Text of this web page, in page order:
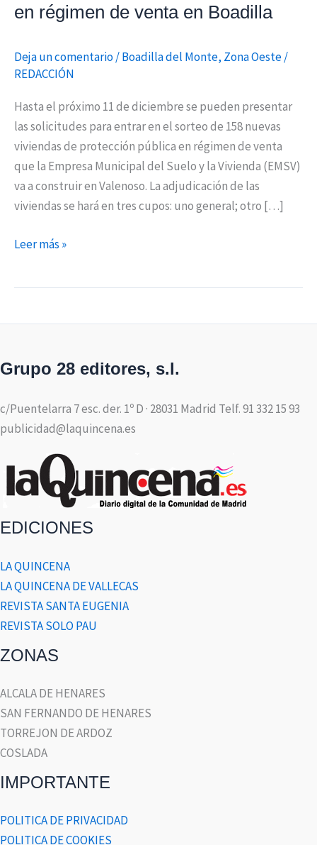
en régimen de venta en Boadilla
Deja un comentario/Boadilla del Monte, Zona Oeste/
REDACCIÓN
Hasta el próximo 11 de diciembre se pueden presentar
las solicitudes para entrar en el sorteo de 158 nuevas
viviendas de protección pública en régimen de venta
que la Empresa Municipal del Suelo y la Vivienda (EMSV)
va a construir en Valenoso. La adjudicación de las
viviendas se hará en tres cupos: uno general; otro […]
Leer más »
Grupo 28 editores, s.l.
c/Puentelarra 7 esc. der. 1º D · 28031 Madrid Telf. 91 332 15 93
publicidad@laquincena.es
EDICIONES
LA QUINCENA
LA QUINCENA DE VALLECAS
REVISTA SANTA EUGENIA
REVISTA SOLO PAU
ZONAS
ALCALA DE HENARES
SAN FERNANDO DE HENARES
TORREJON DE ARDOZ
COSLADA
IMPORTANTE
POLITICA DE PRIVACIDAD
POLITICA DE COOKIES